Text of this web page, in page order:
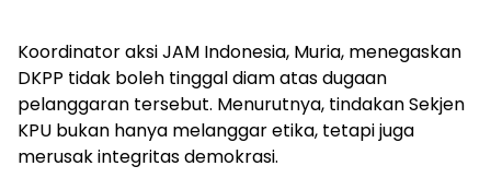
Koordinator aksi JAM Indonesia, Muria, menegaskan
DKPP tidak boleh tinggal diam atas dugaan
pelanggaran tersebut. Menurutnya, tindakan Sekjen
KPU bukan hanya melanggar etika, tetapi juga
merusak integritas demokrasi.